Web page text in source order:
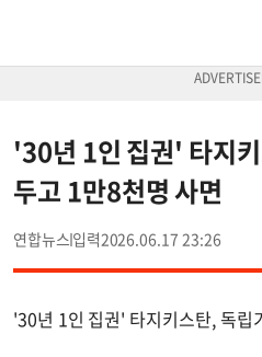
'30년 1인 집권' 타지
두고 1만8천명 사면
연합뉴스 2026.06.17 23:26
'30년 1인 집권' 타지키스탄, 독립